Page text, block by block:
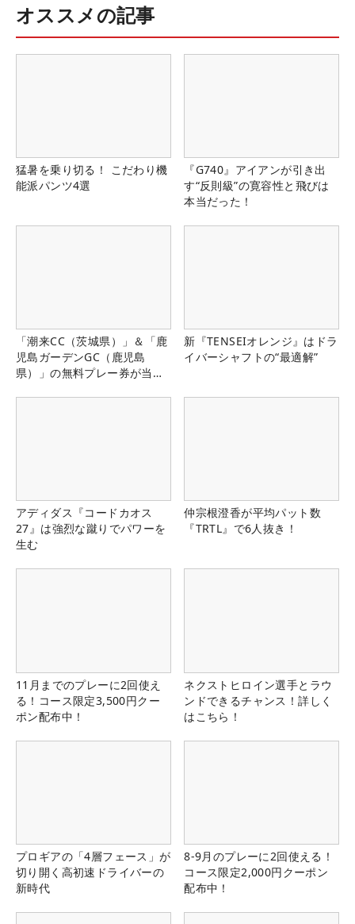
オススメの記事
猛暑を乗り切る！ こだわり機
能派パンツ4選
『G740』アイアンが引き出
す“反則級”の寛容性と飛びは
本当だった！
「潮来CC（茨城県）」＆「鹿
児島ガーデンGC（鹿児島
県）」の無料プレー券が当た
新『TENSEIオレンジ』はドラ
イバーシャフトの“最適解”
アディダス『コードカオス
27』は強烈な蹴りでパワーを
生む
仲宗根澄香が平均パット数
『TRTL』で6人抜き！
11月までのプレーに2回使え
る！コース限定3,500円クー
ポン配布中！
ネクストヒロイン選手とラウ
ンドできるチャンス！詳しく
はこちら！
プロギアの「4層フェース」が
切り開く高初速ドライバーの
新時代
8-9月のプレーに2回使える！
コース限定2,000円クーポン
配布中！